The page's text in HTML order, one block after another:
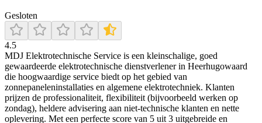
Gesloten
4.5
MDJ Elektrotechnische Service is een kleinschalige, goed
gewaardeerde elektrotechnische dienstverlener in Heerhugowaard
die hoogwaardige service biedt op het gebied van
zonnepaneleninstallaties en algemene elektrotechniek. Klanten
prijzen de professionaliteit, flexibiliteit (bijvoorbeeld werken op
zondag), heldere advisering aan niet-technische klanten en nette
oplevering. Met een perfecte score van 5 uit 3 uitgebreide en